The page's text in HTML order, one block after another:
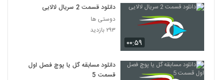
۰۰:۵۹
دانلود قسمت 2 سریال لالایی
دوستی ها
۲۹۳ بازدید
دانلود مسابقه گل یا پوچ فصل اول
قسمت 5